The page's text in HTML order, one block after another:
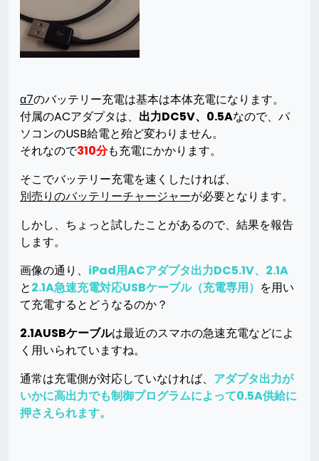
α7のバッテリー充電は基本は本体充電になります。
付属のACアダプタは、 出力DC5V、0.5Aなので、パ
ソコンのUSB給電と殆ど変わりません。
それなので310分も充電にかかります。
そこでバッテリー充電を速くしたければ、
別売りのバッテリーチャージャーが必要となります。
しかし、ちょっと試したことがあるので、結果を報告
します。
画像の通り、 iPad用ACアダプタ出力DC5.1V、2.1A
と2.1A急速充電対応USBケーブル（充電専用） を用い
て充電するとどうなるのか？
2.1AUSBケーブルは最近のスマホの急速充電などによ
く用いられていますね。
通常は充電側が対応していなければ、 アダプタ出力が
いかに高出力でも制御プログラムによって0.5A供給に
押さえられます。